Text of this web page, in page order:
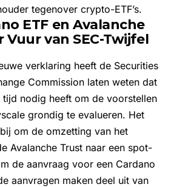
tegenover crypto-ETF’s.
ETF en Avalanche
Vuur van SEC-Twijfel
verklaring heeft de Securities
Commission laten weten dat
tijd nodig heeft om de voorstellen
grondig te evalueren. Het
om de omzetting van het
Avalanche Trust naar een spot-
de aanvraag voor een Cardano
aanvragen maken deel uit van